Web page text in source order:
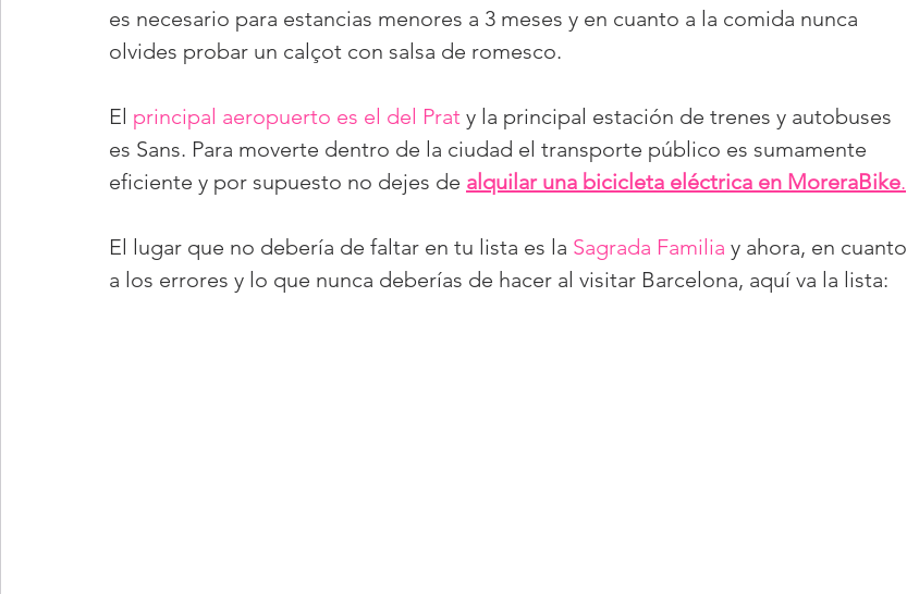
es necesario para estancias menores a 3 meses y en cuanto a la comida nunca
olvides probar un calçot con salsa de romesco.
El principal aeropuerto es el del Prat y la principal estación de trenes y autobuses
es Sans. Para moverte dentro de la ciudad el transporte público es sumamente
eficiente y por supuesto no dejes de alquilar una bicicleta eléctrica en MoreraBike.
El lugar que no debería de faltar en tu lista es la Sagrada Familia y ahora, en cuanto
a los errores y lo que nunca deberías de hacer al visitar Barcelona, aquí va la lista: